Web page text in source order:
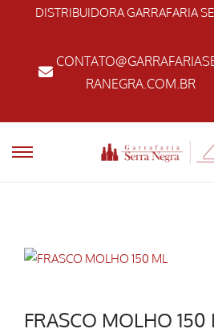
DISTRIBUIDORA GARRAFARIA
RANEGRA.COM.BR
FRASCO MOLHO 150